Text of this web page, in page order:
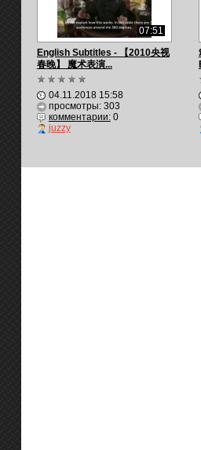
07:51
English Subtitles - 【2010央视
春晚】 魔术表演...
04.11.2018 15:58
просмотры: 303
комментарии:0
juzzy